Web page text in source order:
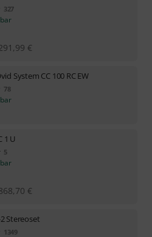
327
€
System CC 100 RC EW
78
1 U
5
€
Stereoset
1349